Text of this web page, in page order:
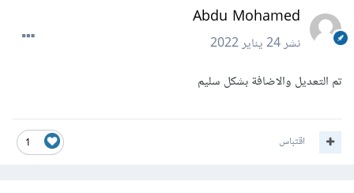
Abdu Mohamed
نشر24 يناير 2022
تم التعديل والاضافة بشكل سليم
1 اقتباس